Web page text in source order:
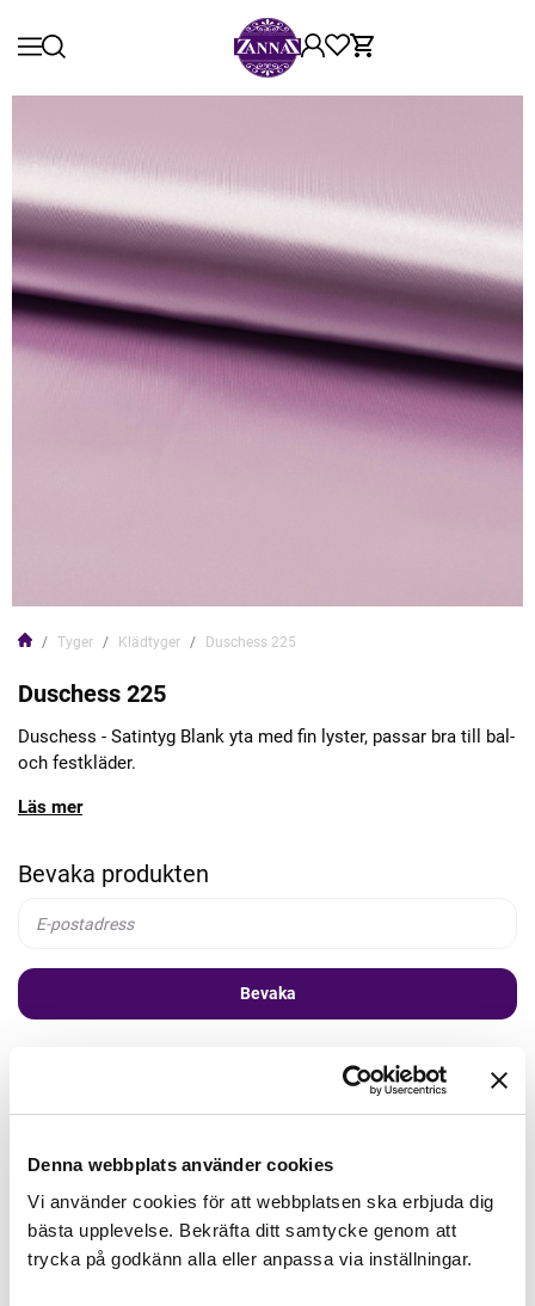
Denna webbplats använder cookies
Vi använder cookies för att webbplatsen ska erbjuda dig
bästa upplevelse. Bekräfta ditt samtycke genom att
trycka på godkänn alla eller anpassa via inställningar.
Tyger Klädtyger Duschess 225
Duschess 225
Duschess - Satintyg Blank yta med fin lyster, passar bra till bal-
och festkläder.
Läs mer
Bevaka produkten
Bevaka
Beställningsvara
Lägg först önskad mängd i varukorgen,
välj sedan matchande tillbehör